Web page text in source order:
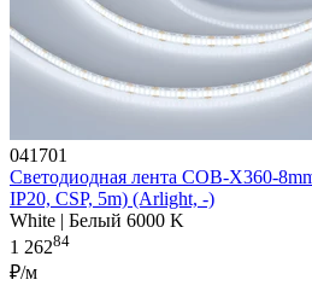
041701
Светодиодная лента COB-X360-
IP20, CSP, 5m) (Arlight, -)
White | Белый 6000 K
1 26284
₽/м